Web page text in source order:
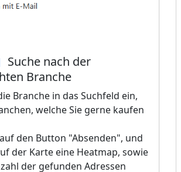
Suche nach der
Branche
Branche in das Suchfeld ein,
welche Sie gerne kaufen
den Button "Absenden", und
der Karte eine Heatmap, sowie
der gefunden Adressen